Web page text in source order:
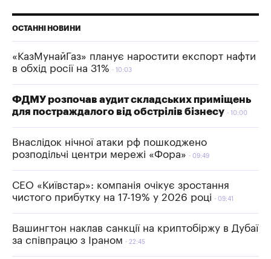
ОСТАННІ НОВИНИ
«КазМунайГаз» планує наростити експорт нафти
в обхід росії на 31%
10:03
ФДМУ розпочав аудит складських приміщень
для постраждалого від обстрілів бізнесу
10:00
Внаслідок нічної атаки рф пошкоджено
розподільчі центри мережі «Фора»
09:49
СЕО «Київстар»: компанія очікує зростання
чистого прибутку на 17-19% у 2026 році
09:41
Вашингтон наклав санкції на криптобіржу в Дубаї
за співпрацю з Іраном
22:45